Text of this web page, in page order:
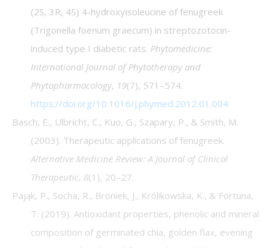
(2S, 3R, 4S) 4-hydroxyisoleucine of fenugreek
(Trigonella foenum graecum) in streptozotocin-
induced type I diabetic rats. Phytomedicine:
International Journal of Phytotherapy and
Phytopharmacology, 19(7), 571–574.
https://doi.org/10.1016/j.phymed.2012.01.004
Basch, E., Ulbricht, C., Kuo, G., Szapary, P., & Smith, M.
(2003). Therapeutic applications of fenugreek.
Alternative Medicine Review: A Journal of Clinical
Therapeutic, 8(1), 20–27.
Pająk, P., Socha, R., Broniek, J., Królikowska, K., & Fortuna,
T. (2019). Antioxidant properties, phenolic and mineral
composition of germinated chia, golden flax, evening